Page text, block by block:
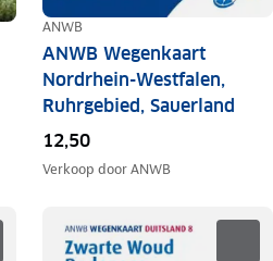
ANWB
ANWB Wegenkaart
Nordrhein-Westfalen,
Ruhrgebied, Sauerland
12,50
Verkoop doorANWB